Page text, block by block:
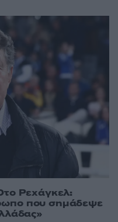
Ρεχάγκελ:
που σημάδεψε